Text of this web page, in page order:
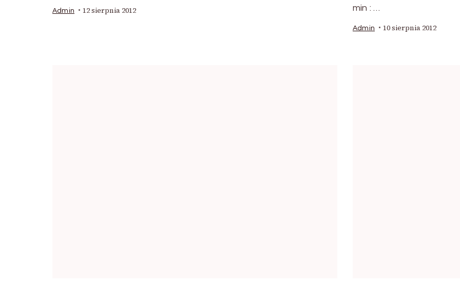
Admin 12 sierpnia 2012
min : …
Admin 10 sierpnia 2012